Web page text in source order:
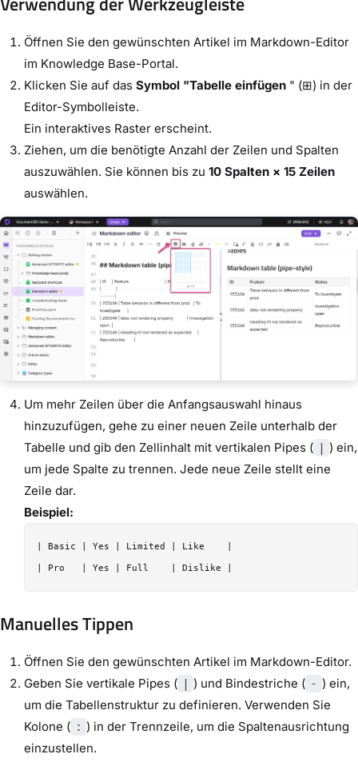
Öffnen Sie den gewünschten Artikel im Markdown-Editor
im Knowledge Base-Portal.
Klicken Sie auf das Symbol "Tabelle einfügen " (⊞) in der
Editor-Symbolleiste.
Ein interaktives Raster erscheint.
Ziehen, um die benötigte Anzahl der Zeilen und Spalten
auszuwählen. Sie können bis zu 10 Spalten × 15 Zeilen
auswählen.
Um mehr Zeilen über die Anfangsauswahl hinaus
hinzuzufügen, gehe zu einer neuen Zeile unterhalb der
Tabelle und gib den Zellinhalt mit vertikalen Pipes ( | ) ein,
um jede Spalte zu trennen. Jede neue Zeile stellt eine
Zeile dar.
Beispiel:
| Basic | Yes | Limited | Like    |
Manuelles Tippen
Öffnen Sie den gewünschten Artikel im Markdown-Editor.
Geben Sie vertikale Pipes ( | ) und Bindestriche ( - ) ein,
um die Tabellenstruktur zu definieren. Verwenden Sie
Kolone ( : ) in der Trennzeile, um die Spaltenausrichtung
einzustellen.